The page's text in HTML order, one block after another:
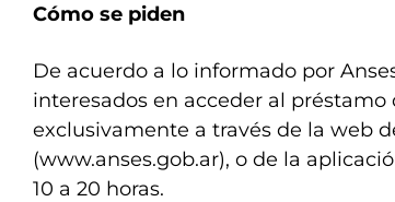
Cómo se piden
De acuerdo a lo informado por
interesados en acceder al
exclusivamente a través de la web
(www.anses.gob.ar), o de la
10 a 20 horas.